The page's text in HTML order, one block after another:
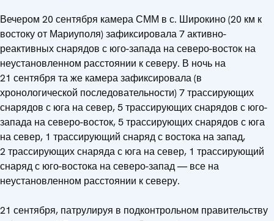
Вечером 20 сентября камера СММ в с. Широкино (20 км к
востоку от Мариуполя) зафиксировала 7 активно-
реактивных снарядов с юго-запада на северо-восток на
неустановленном расстоянии к северу. В ночь на
21 сентября та же камера зафиксировала (в
хронологической последовательности) 7 трассирующих
снарядов с юга на север, 5 трассирующих снарядов с юго-
запада на северо-восток, 5 трассирующих снарядов с юга
на север, 1 трассирующий снаряд с востока на запад,
2 трассирующих снаряда с юга на север, 1 трассирующий
снаряд с юго-востока на северо-запад — все на
неустановленном расстоянии к северу.
21 сентября, патрулируя в подконтрольном правительству